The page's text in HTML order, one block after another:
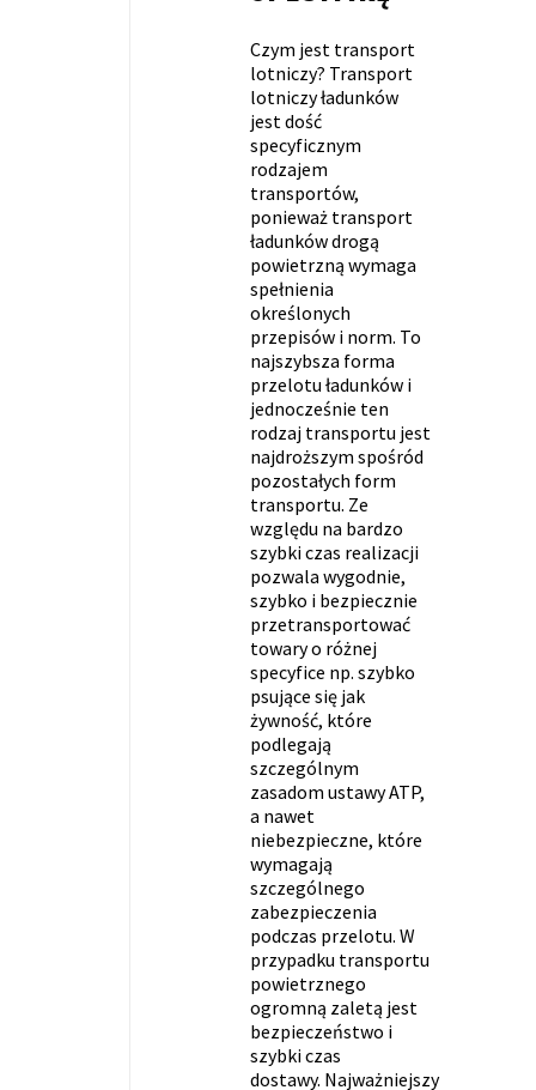
Czym jest transport
lotniczy? Transport
lotniczy ładunków
jest dość
specyficznym
rodzajem
transportów,
ponieważ transport
ładunków drogą
powietrzną wymaga
spełnienia
określonych
przepisów i norm. To
najszybsza forma
przelotu ładunków i
jednocześnie ten
rodzaj transportu jest
najdroższym spośród
pozostałych form
transportu. Ze
względu na bardzo
szybki czas realizacji
pozwala wygodnie,
szybko i bezpiecznie
przetransportować
towary o różnej
specyfice np. szybko
psujące się jak
żywność, które
podlegają
szczególnym
zasadom ustawy ATP,
a nawet
niebezpieczne, które
wymagają
szczególnego
zabezpieczenia
podczas przelotu. W
przypadku transportu
powietrznego
ogromną zaletą jest
bezpieczeństwo i
szybki czas
dostawy. Najważniejszy